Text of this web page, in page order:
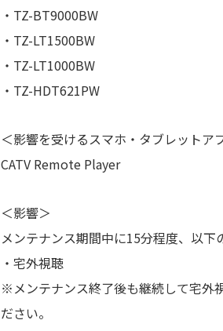
・TZ-BT9000BW
・TZ-LT1500BW
・TZ-LT1000BW
・TZ-HDT621PW
＜影響を受けるスマホ・タブレットア
CATV Remote Player
＜影響＞
メンテナンス期間中に15分程度、以下
・宅外視聴
※メンテナンス終了後も継続して宅外
ださい。